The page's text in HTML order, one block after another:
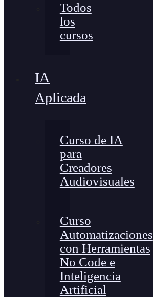
Todos
los
cursos
IA
Aplicada
Curso de IA
para
Creadores
Audiovisuales
Curso
Automatizaciones
con Herramientas
No Code e
Inteligencia
Artificial